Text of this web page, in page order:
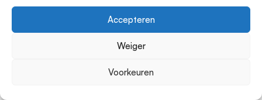
Accepteren
Weiger
Voorkeuren
JoëlUit Ridderkerk